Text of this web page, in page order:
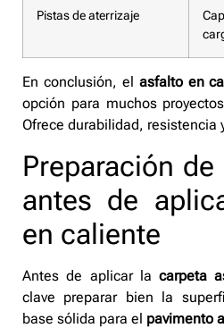
Pistas de aterrizaje
En conclusión, el asfalto en
opción para muchos
Ofrece durabilidad, resistencia
Preparación
antes de
en caliente
Antes de aplicar la carpeta
clave preparar bien la
base sólida para el pavimento